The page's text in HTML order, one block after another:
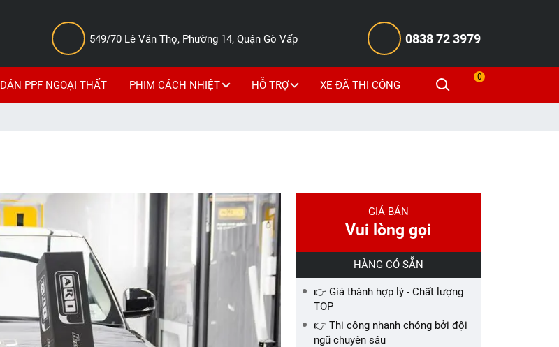
549/70 Lê Văn Thọ, Phường 14, Quận Gò Vấp 0838 72 3979
DÁN PPF NGOẠI THẤT PHIM CÁCH NHIỆT HỖ TRỢ XE ĐÃ THI CÔNG
0
GIÁ BÁN
Vui lòng gọi
HÀNG CÓ SẴN
👉 Giá thành hợp lý - Chất lượng
TOP
👉 Thi công nhanh chóng bởi đội
ngũ chuyên sâu